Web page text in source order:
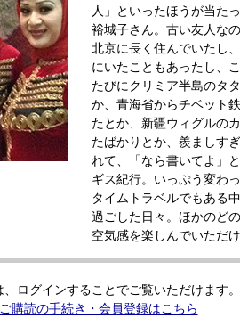
人」といったほうが当た
裕城子さん。古い友人な
北京に長く住んでいたし
にいたこともあったし、
たびにクリミア半島のタ
か、青海省からチベット
たとか、新疆ウィグルの
たばかりとか、羨ましす
れて、「なら書いてよ」
ギス紀行。いっぷう変わ
タイムトラベルでもある
過ごした日々。ほかのど
空気感を楽しんでいただ
、ログインすることでご覧いただけます。
ご購読の手続き・会員登録はこちら